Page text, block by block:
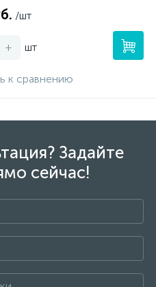
/шт
+ шт
к сравнению
Задайте
сейчас!